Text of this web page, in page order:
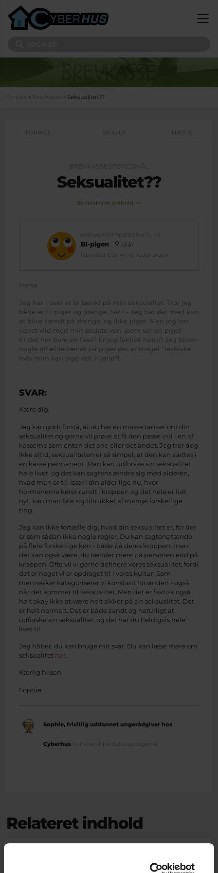
Du er her
» Brevkasse » Seksualitet??
FORRIGE SE ALLE NÆSTE
BREVKASSESPØRGSMÅL
Seksualitet??
Se relateret indhold
BREVKASSESPØRGSMÅL AF
Bi-pigen
13 år
Oprettet 6 år 4 måneder siden
Hejsa
Jeg har i over et år tænkt på min seksualitet. Tror jeg
både er til piger og drenge. Ser i - Jeg har det med kun
at blive tændt på drenge, og ikke piger. Men jeg har
været vild med min bedste ven. (som var en pige)
Er det her bare en fase? Er jeg faktisk hetro? Jeg bliver
nogle tilfælde tændt på piger der er meget "lesbiske"
hvis man kan sige det. Hjælp?!
SVAR:
Kære dig,
Jeg kan godt forstå, at du har en masse tanker om din
seksualitet og gerne vil prøve at få den passe ind i en af
kasserne som enten det ene eller det andet. Jeg tror dog
ikke altid, seksualiteten er så simpel, at den kan sættes i
en kasse permanent. Man kan udforske sin seksualitet
hele livet, og det kan sagtens ændre sig med alderen,
hvad man er til. Især i din alder lige nu, hvor
hormonerne kører rundt i kroppen og det hele er lidt
nyt, kan man føle sig tiltrukket af mange forskellige
ting.
Jeg kan ikke fortælle dig, hvad din seksualitet er, for der
er som sådan ikke nogle regler. Du kan sagtens tænde
på flere forskellige køn - både på deres kroppen, men
det kan også være, du tænder mere på personen end på
kroppen. Ofte vil vi gerne definere vores seksualitet, fordi
det er noget vi er opdraget til i vores kultur. Som
mennesker kategoriserer vi konstant hinanden - også
når det kommer til seksualitet. Men det er faktisk også
helt okay ikke at være helt sikker på sin seksualitet. Det
er helt normalt. Det er både sundt og naturligt at
udforske sin seksualitet, og det har du heldigvis hele
livet til.
Jeg håber, du kan bruge mit svar. Du kan læse mere om
seksualitet her.
Kærlig hilsen
Sophie
Sophie, frivillig uddannet ungerådgiver hos
Cyberhus har svaret på dette spørgsmål
Relateret indhold
Brevkassen holder sommerferie, så det er ikke muligt at